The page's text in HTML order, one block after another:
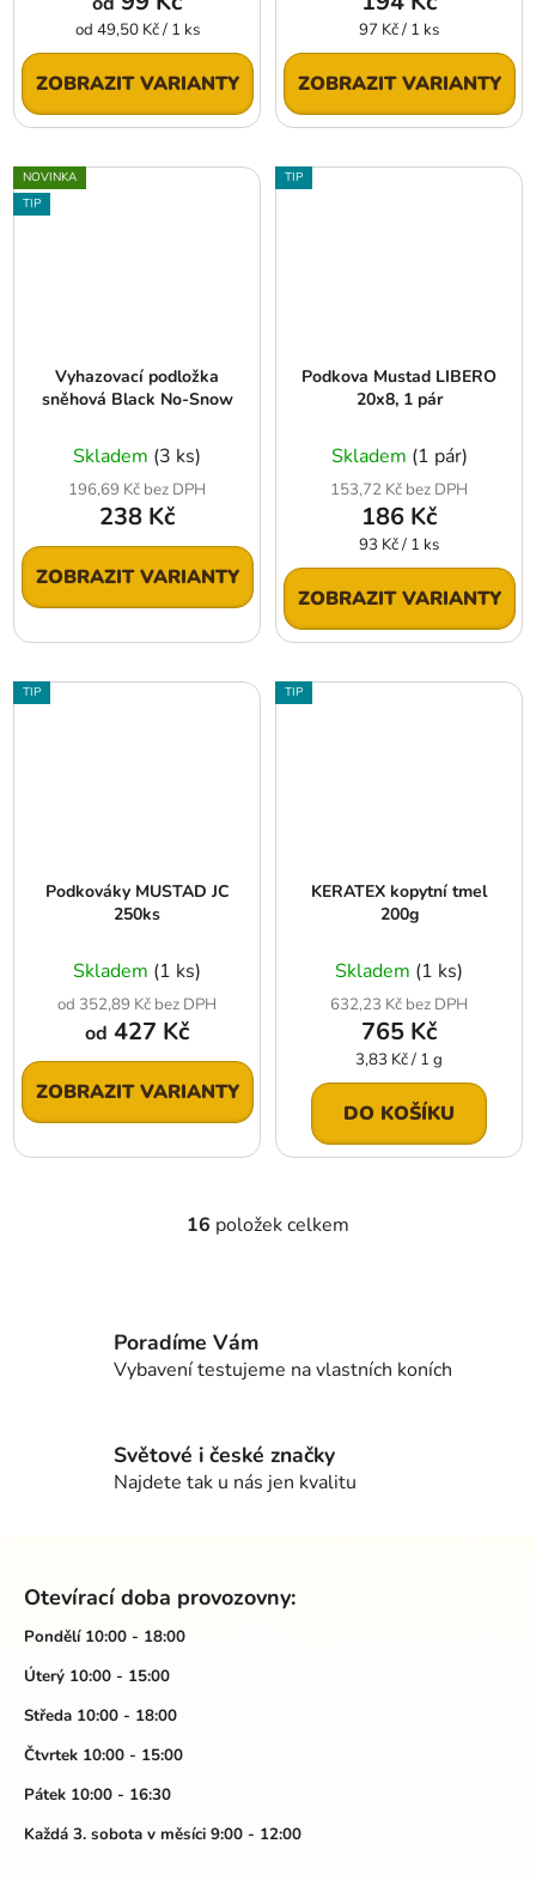
Měrná
cena:
od 49,50 Kč / 1 ks
ZOBRAZIT VARIANTY
Měrná
cena:
97 Kč / 1 ks
ZOBRAZIT VARIANTY
NOVINKA
TIP
Vyhazovací podložka
sněhová Black No-Snow
Skladem (3 ks)
196,69 Kč bez DPH
238 Kč
ZOBRAZIT VARIANTY
TIP
Podkova Mustad LIBERO
20x8, 1 pár
Skladem (1 pár)
153,72 Kč bez DPH
186 Kč
Měrná
cena:
93 Kč / 1 ks
ZOBRAZIT VARIANTY
TIP
Podkováky MUSTAD JC
250ks
Skladem (1 ks)
od 352,89 Kč bez DPH
od 427 Kč
ZOBRAZIT VARIANTY
TIP
KERATEX kopytní tmel
200g
Skladem (1 ks)
632,23 Kč bez DPH
765 Kč
Měrná
cena:
3,83 Kč / 1 g
DO KOŠÍKU
O
a
p
r
v
ý
16 položek celkem
Poradíme Vám
Vybavení testujeme na vlastních koních
Světové i české značky
Najdete tak u nás jen kvalitu
Otevírací doba provozovny:
Pondělí 10:00 - 18:00
Úterý 10:00 - 15:00
Středa 10:00 - 18:00
Čtvrtek 10:00 - 15:00
Pátek 10:00 - 16:30
Každá 3. sobota v měsíci 9:00 - 12:00